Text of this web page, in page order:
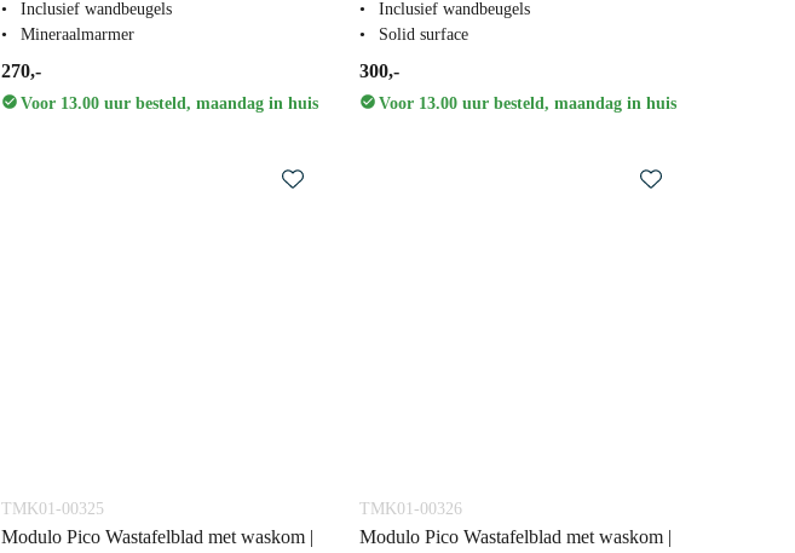
Inclusief wandbeugels
Mineraalmarmer
270,-
Voor 13.00 uur besteld, maandag in huis
Inclusief wandbeugels
Solid surface
300,-
Voor 13.00 uur besteld, maandag in huis
TMK01-00325
Modulo Pico Wastafelblad met waskom |
TMK01-00326
Modulo Pico Wastafelblad met waskom |